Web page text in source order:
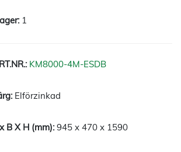
1
KM8000-4M-ESDB
Elförzinkad
945 x 470 x 1590